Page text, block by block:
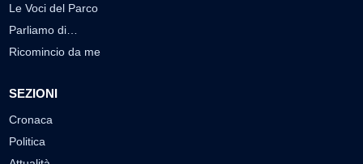
Le Voci del Parco
Parliamo di…
Ricomincio da me
SEZIONI
Cronaca
Politica